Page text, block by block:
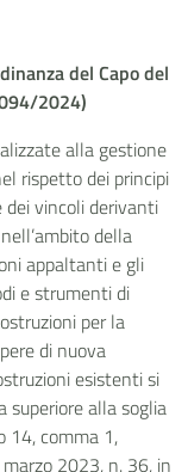
del Capo del
2024)
alla gestione
rispetto dei principi
dei vincoli derivanti
della
appaltanti e gli
e strumenti di
per la
di nuova
esistenti si
superiore alla soglia
14, comma 1,
2023, n. 36, in